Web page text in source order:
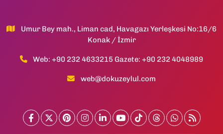
Umur Bey mah., Liman cad, Havagazı Yerleşkesi No:16/6
Konak / İzmir
Web: +90 232 4633215 Gazete: +90 232 4048989
web@dokuzeylul.com